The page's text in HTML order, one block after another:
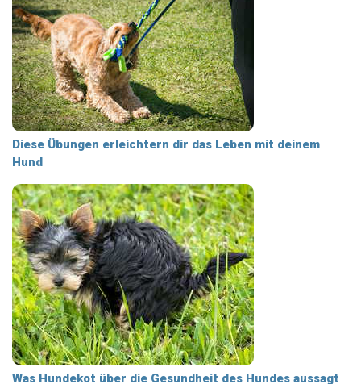
Diese Übungen erleichtern dir das Leben mit deinem
Hund
Was Hundekot über die Gesundheit des Hundes aussagt